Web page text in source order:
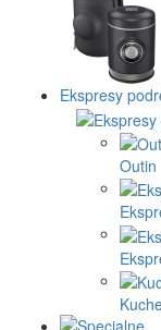
Ekspresy
Outin